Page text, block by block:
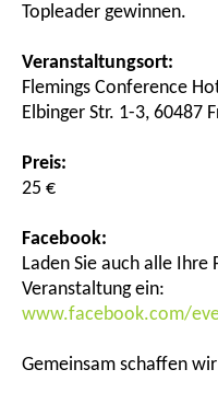
Topleader gewinnen.
Veranstaltungsort:
Flemings Conference
Elbinger Str. 1-3, 60487
Preis:
25 €
Facebook:
Laden Sie auch alle Ihre
Veranstaltung ein:
www.facebook.com/
Gemeinsam schaffen